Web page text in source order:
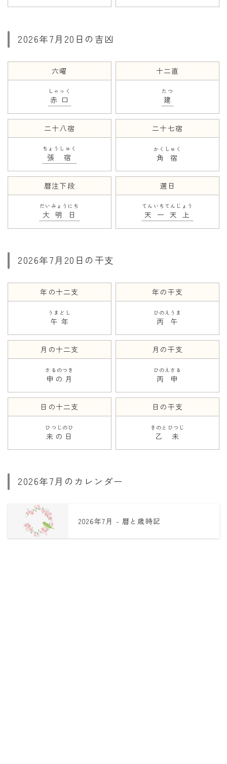
2026年7月20日の吉凶
六曜
赤口
しゃっく
十二直
建
たつ
二十八宿
張宿
ちょうしゅく
二十七宿
角宿
かくしゅく
暦注下段
大明日
だいみょうにち
選日
天一天上
てんいちてんじょう
2026年7月20日の干支
年の十二支
午年
うまどし
年の干支
丙午
ひのえうま
月の十二支
申の月
さるのつき
月の干支
丙申
ひのえさる
日の十二支
未の日
ひつじのひ
日の干支
乙未
きのとひつじ
2026年7月のカレンダー
2026年7月 - 暦と歳時記